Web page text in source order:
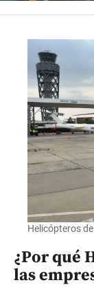
Helicópteros
¿Por qué
las